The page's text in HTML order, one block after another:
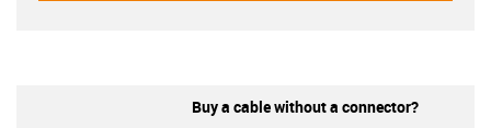
Buy a cable without a connector?